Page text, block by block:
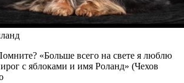
«Больше всего на свете я люблю
с яблоками и имя Роланд» (Чехов